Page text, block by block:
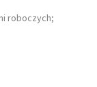
roboczych;